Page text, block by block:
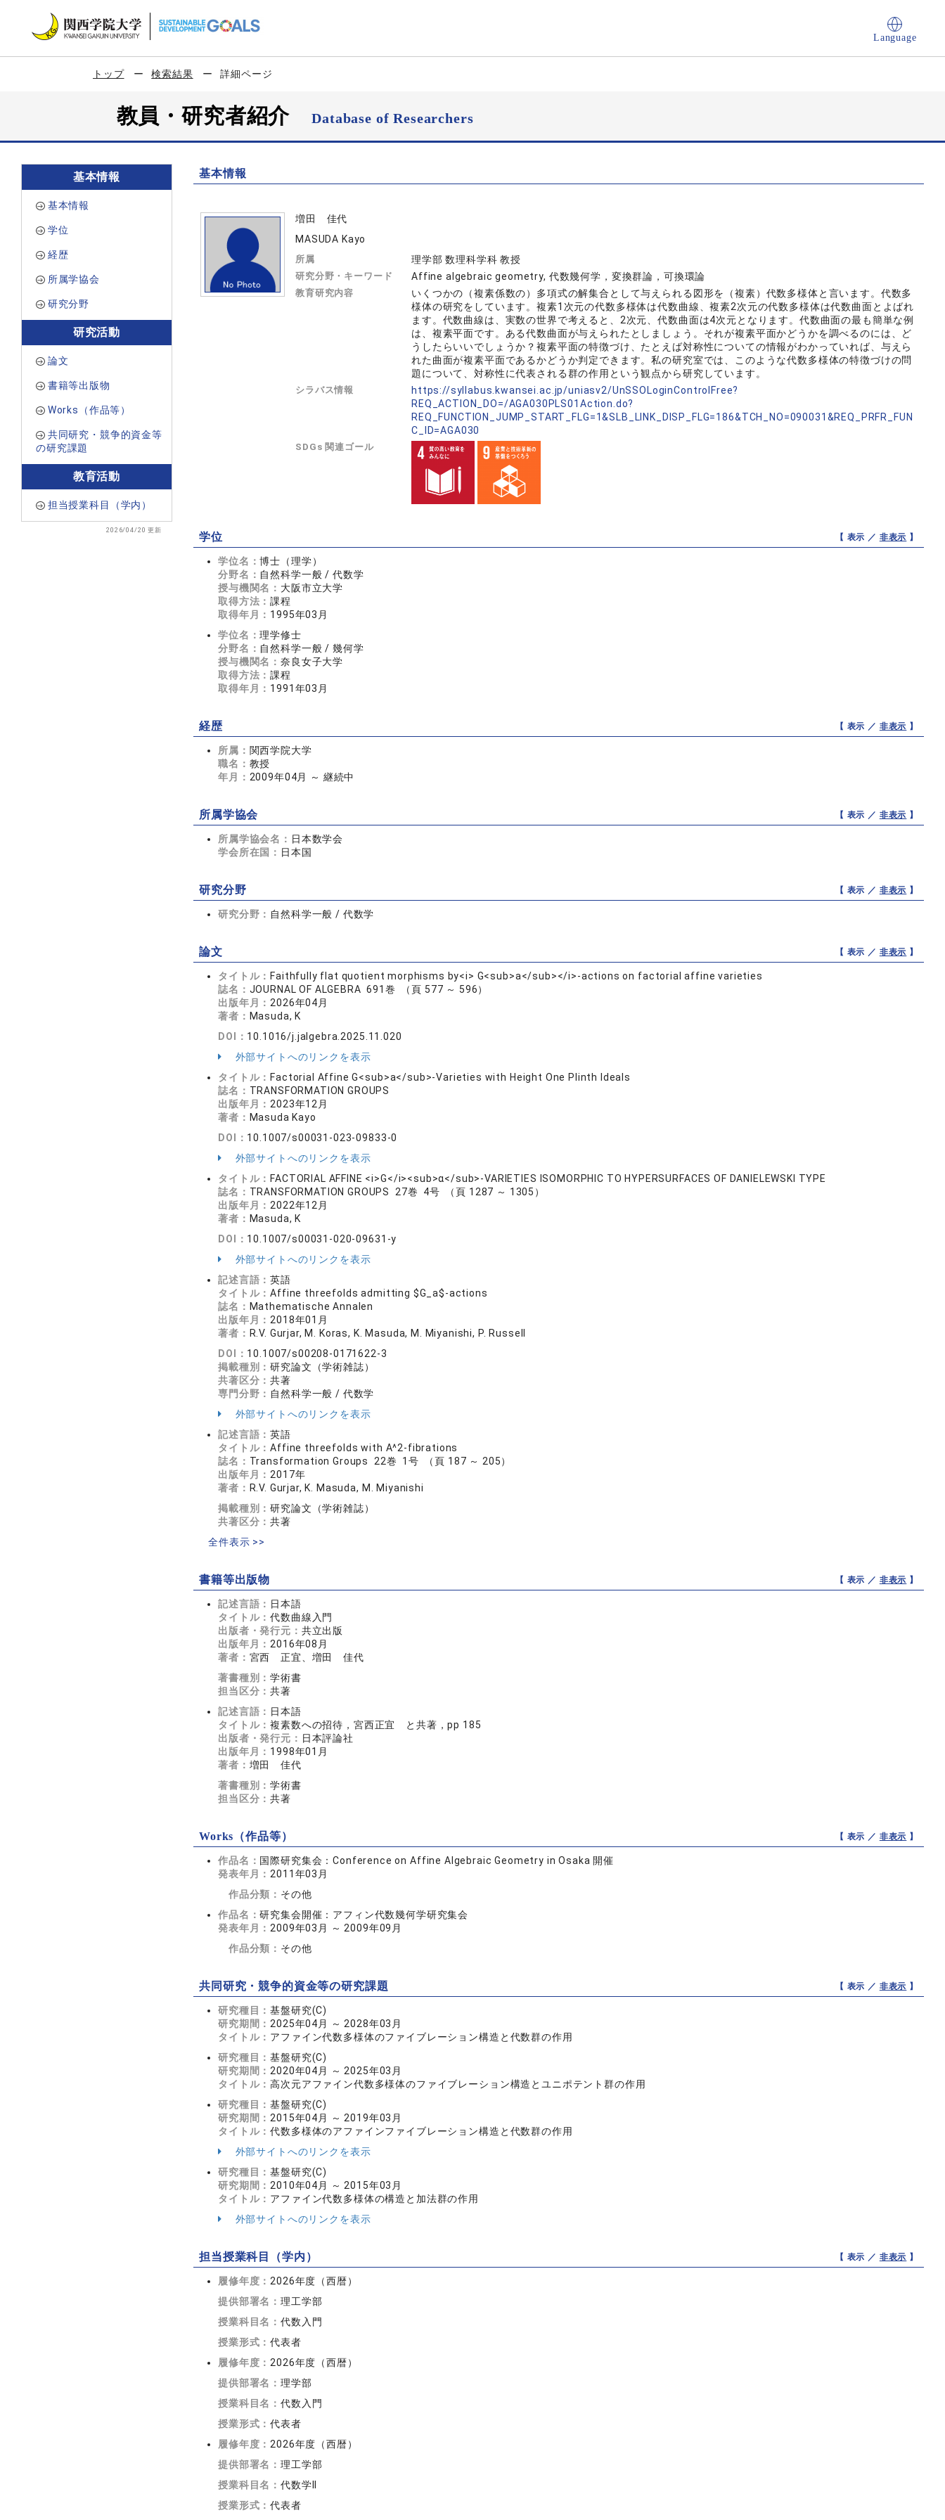
Language
トップ 検索結果 詳細ページ
教員・研究者紹介Database of Researchers
基本情報
基本情報
学位
経歴
所属学協会
研究分野
研究活動
論文
書籍等出版物
Works（作品等）
共同研究・競争的資金等
の研究課題
教育活動
担当授業科目（学内）
2026/04/20 更新
基本情報
増田 佳代
MASUDA Kayo
所属 理学部 数理科学科 教授
研究分野・キーワード Affine algebraic geometry, 代数幾何学，変換群論，可換環論
教育研究内容
いくつかの（複素係数の）多項式の解集合として与えられる図形を（複素）代数多様体と言います。代数多
様体の研究をしています。複素1次元の代数多様体は代数曲線、複素2次元の代数多様体は代数曲面とよばれ
ます。代数曲線は、実数の世界で考えると、2次元、代数曲面は4次元となります。代数曲面の最も簡単な例
は、複素平面です。ある代数曲面が与えられたとしましょう。それが複素平面かどうかを調べるのには、ど
うしたらいいでしょうか？複素平面の特徴づけ、たとえば対称性についての情報がわかっていれば、与えら
れた曲面が複素平面であるかどうか判定できます。私の研究室では、このような代数多様体の特徴づけの問
題について、対称性に代表される群の作用という観点から研究しています。
シラバス情報
https://syllabus.kwansei.ac.jp/uniasv2/UnSSOLoginControlFree?
REQ_ACTION_DO=/AGA030PLS01Action.do?
REQ_FUNCTION_JUMP_START_FLG=1&SLB_LINK_DISP_FLG=186&TCH_NO=090031&REQ_PRFR_FUN
C_ID=AGA030
SDGs 関連ゴール
学位 【 表示 ／ 非表示 】
学位名：博士（理学）
分野名： 自然科学一般 / 代数学
授与機関名： 大阪市立大学
取得方法：課程
取得年月： 1995年03月
学位名：理学修士
分野名： 自然科学一般 / 幾何学
授与機関名：奈良女子大学
取得方法：課程
取得年月： 1991年03月
経歴 【 表示 ／ 非表示 】
所属： 関西学院大学
職名： 教授
年月： 2009年04月 ～ 継続中
所属学協会 【 表示 ／ 非表示 】
所属学協会名： 日本数学会
学会所在国： 日本国
研究分野 【 表示 ／ 非表示 】
研究分野： 自然科学一般 / 代数学
論文 【 表示 ／ 非表示 】
タイトル： Faithfully flat quotient morphisms by<i> G<sub>a</sub></i>-actions on factorial affine varieties
誌名： JOURNAL OF ALGEBRA 691巻 （頁 577 ～ 596）
出版年月： 2026年04月
著者： Masuda, K
DOI： 10.1016/j.jalgebra.2025.11.020
外部サイトへのリンクを表示
タイトル： Factorial Affine G<sub>a</sub>-Varieties with Height One Plinth Ideals
誌名： TRANSFORMATION GROUPS
出版年月： 2023年12月
著者： Masuda Kayo
DOI： 10.1007/s00031-023-09833-0
外部サイトへのリンクを表示
タイトル： FACTORIAL AFFINE <i>G</i><sub>α</sub>-VARIETIES ISOMORPHIC TO HYPERSURFACES OF DANIELEWSKI TYPE
誌名： TRANSFORMATION GROUPS 27巻 4号 （頁 1287 ～ 1305）
出版年月： 2022年12月
著者： Masuda, K
DOI： 10.1007/s00031-020-09631-y
外部サイトへのリンクを表示
記述言語：英語
タイトル：Affine threefolds admitting $G_a$-actions
誌名： Mathematische Annalen
出版年月： 2018年01月
著者： R.V. Gurjar, M. Koras, K. Masuda, M. Miyanishi, P. Russell
DOI： 10.1007/s00208-0171622-3
掲載種別：研究論文（学術雑誌）
共著区分：共著
専門分野： 自然科学一般 / 代数学
外部サイトへのリンクを表示
記述言語：英語
タイトル：Affine threefolds with A^2-fibrations
誌名： Transformation Groups 22巻 1号 （頁 187 ～ 205）
出版年月： 2017年
著者： R.V. Gurjar, K. Masuda, M. Miyanishi
掲載種別：研究論文（学術雑誌）
共著区分：共著
全件表示 >>
書籍等出版物 【 表示 ／ 非表示 】
記述言語： 日本語
タイトル：代数曲線入門
出版者・発行元： 共立出版
出版年月： 2016年08月
著者： 宮西 正宜、増田 佳代
著書種別：学術書
担当区分：共著
記述言語： 日本語
タイトル：複素数への招待，宮西正宜 と共著，pp 185
出版者・発行元： 日本評論社
出版年月： 1998年01月
著者： 増田 佳代
著書種別：学術書
担当区分：共著
Works（作品等） 【 表示 ／ 非表示 】
作品名： 国際研究集会：Conference on Affine Algebraic Geometry in Osaka 開催
発表年月： 2011年03月
作品分類： その他
作品名：研究集会開催：アフィン代数幾何学研究集会
発表年月： 2009年03月 ～ 2009年09月
作品分類： その他
共同研究・競争的資金等の研究課題 【 表示 ／ 非表示 】
研究種目：基盤研究(C)
研究期間： 2025年04月 ～ 2028年03月
タイトル： アファイン代数多様体のファイブレーション構造と代数群の作用
研究種目：基盤研究(C)
研究期間： 2020年04月 ～ 2025年03月
タイトル：高次元アファイン代数多様体のファイブレーション構造とユニポテント群の作用
研究種目：基盤研究(C)
研究期間： 2015年04月 ～ 2019年03月
タイトル：代数多様体のアファインファイブレーション構造と代数群の作用
外部サイトへのリンクを表示
研究種目：基盤研究(C)
研究期間： 2010年04月 ～ 2015年03月
タイトル： アファイン代数多様体の構造と加法群の作用
外部サイトへのリンクを表示
担当授業科目（学内） 【 表示 ／ 非表示 】
履修年度： 2026年度（西暦）
提供部署名：理工学部
授業科目名：代数入門
授業形式：代表者
履修年度： 2026年度（西暦）
提供部署名：理学部
授業科目名：代数入門
授業形式：代表者
履修年度： 2026年度（西暦）
提供部署名：理工学部
授業科目名：代数学II
授業形式：代表者